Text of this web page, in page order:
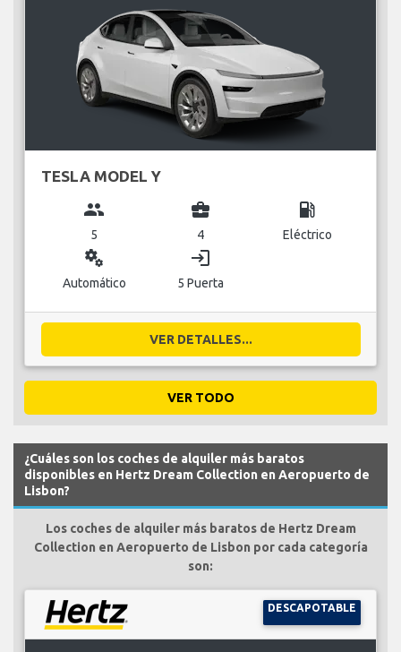
TESLA MODEL Y
group
5
business_center
4
local_gas_station
Eléctrico
miscellaneous_services
Automático
login
5 Puerta
VER DETALLES...
VER TODO
¿Cuáles son los coches de alquiler más baratos
disponibles en Hertz Dream Collection en Aeropuerto de
Lisbon?
Los coches de alquiler más baratos de Hertz Dream
Collection en Aeropuerto de Lisbon por cada categoría
son:
DESCAPOTABLE